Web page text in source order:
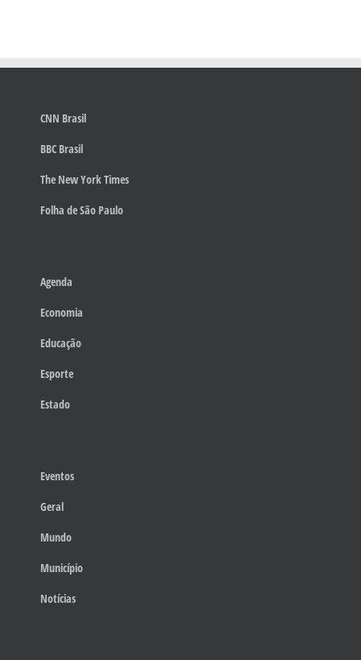
CNN Brasil
BBC Brasil
The New York Times
Folha de São Paulo
Agenda
Economia
Educação
Esporte
Estado
Eventos
Geral
Mundo
Município
Notícias